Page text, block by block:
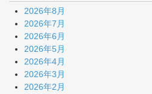
2026年8月
2026年7月
2026年6月
2026年5月
2026年4月
2026年3月
2026年2月